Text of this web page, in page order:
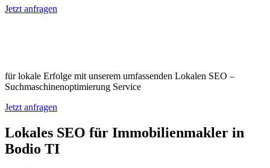
Jetzt anfragen
für lokale Erfolge mit unserem umfassenden Lokalen SEO –
Suchmaschinenoptimierung Service
Jetzt anfragen
Lokales SEO für Immobilienmakler in
Bodio TI